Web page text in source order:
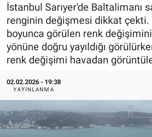
İstanbul Sarıyer'de Baltalimanı
renginin değişmesi dikkat çekti.
boyunca görülen renk
yönüne doğru yayıldığı
renk değişimi havadan
02.02.2026 - 19:38
YAYINLANMA
Haber Arşivi